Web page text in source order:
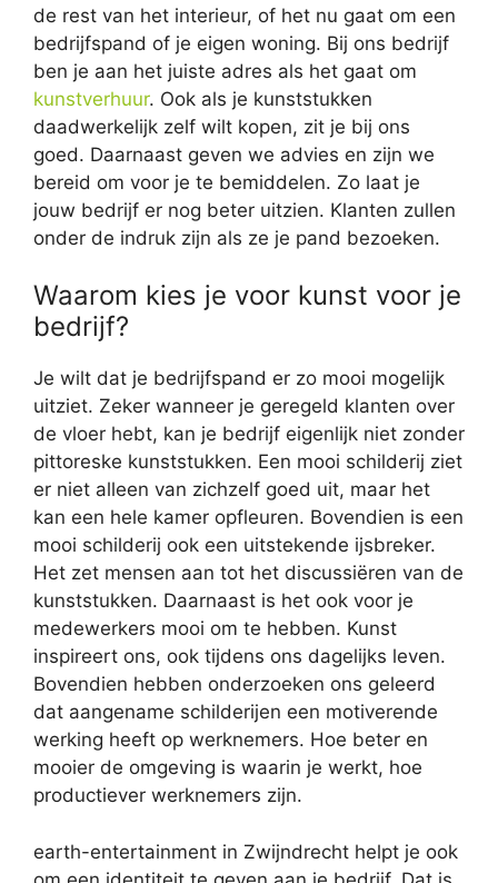
de rest van het interieur, of het nu gaat om een
bedrijfspand of je eigen woning. Bij ons bedrijf
ben je aan het juiste adres als het gaat om
kunstverhuur. Ook als je kunststukken
daadwerkelijk zelf wilt kopen, zit je bij ons
goed. Daarnaast geven we advies en zijn we
bereid om voor je te bemiddelen. Zo laat je
jouw bedrijf er nog beter uitzien. Klanten zullen
onder de indruk zijn als ze je pand bezoeken.
Waarom kies je voor kunst voor je
bedrijf?
Je wilt dat je bedrijfspand er zo mooi mogelijk
uitziet. Zeker wanneer je geregeld klanten over
de vloer hebt, kan je bedrijf eigenlijk niet zonder
pittoreske kunststukken. Een mooi schilderij ziet
er niet alleen van zichzelf goed uit, maar het
kan een hele kamer opfleuren. Bovendien is een
mooi schilderij ook een uitstekende ijsbreker.
Het zet mensen aan tot het discussiëren van de
kunststukken. Daarnaast is het ook voor je
medewerkers mooi om te hebben. Kunst
inspireert ons, ook tijdens ons dagelijks leven.
Bovendien hebben onderzoeken ons geleerd
dat aangename schilderijen een motiverende
werking heeft op werknemers. Hoe beter en
mooier de omgeving is waarin je werkt, hoe
productiever werknemers zijn.
earth-entertainment in Zwijndrecht helpt je ook